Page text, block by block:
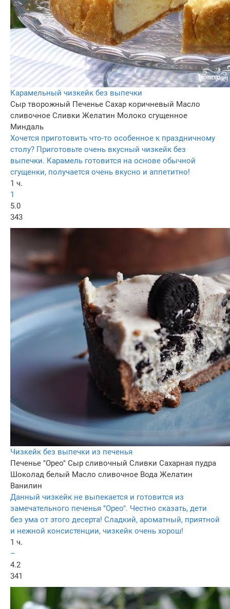
Карамельный чизкейк без выпечки
Сыр творожный Печенье Сахар коричневый Масло
сливочное Сливки Желатин Молоко сгущенное
Миндаль
Хочется приготовить что-то особенное к праздничному
столу? Приготовьте очень вкусный чизкейк без
выпечки. Карамель готовится на основе обычной
сгущенки, получается очень вкусно и аппетитно!
1 ч.
1
5.0
343
Чизкейк без выпечки из печенья
Печенье "Орео" Сыр сливочный Сливки Сахарная пудра
Шоколад белый Масло сливочное Вода Желатин
Ванилин
Данный чизкейк не выпекается и готовится из
замечательного печенья "Орео". Честно сказать, дети
без ума от этого десерта! Сладкий, ароматный, приятной
и нежной консистенции, чизкейк очень хорош!
1 ч.
–
4.2
341